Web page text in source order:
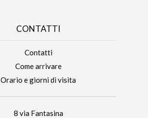
CONTATTI
Contatti
Come arrivare
Orario e giorni di visita
8 via Fantasina